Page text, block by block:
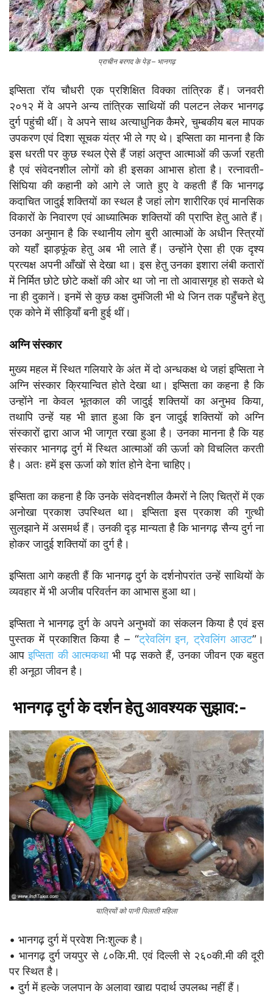
प्राचीन बरगद के पेड़ – भानगढ़
इप्सिता रॉय चौधरी एक प्रशिक्षित विक्का तांत्रिक हैं। जनवरी
२०१२ में वे अपने अन्य तांत्रिक साथियों की पलटन लेकर भानगढ़
दुर्ग पहुंची थीं। वे अपने साथ अत्याधुनिक कैमरे, चुम्बकीय बल मापक
उपकरण एवं दिशा सूचक यंत्र भी ले गए थे। इप्सिता का मानना है कि
इस धरती पर कुछ स्थल ऐसे हैं जहां अतृप्त आत्माओं की ऊर्जा रहती
है एवं संवेदनशील लोगों को ही इसका आभास होता है। रत्नावती-
सिंघिया की कहानी को आगे ले जाते हुए वे कहती हैं कि भानगढ़
कदाचित जादुई शक्तियों का स्थल है जहां लोग शारीरिक एवं मानसिक
विकारों के निवारण एवं आध्यात्मिक शक्तियों की प्राप्ति हेतु आते हैं।
उनका अनुमान है कि स्थानीय लोग बुरी आत्माओं के अधीन स्त्रियों
को यहाँ झाड़फूंक हेतु अब भी लाते हैं। उन्होंने ऐसा ही एक दृश्य
प्रत्यक्ष अपनी आँखों से देखा था। इस हेतु उनका इशारा लंबी कतारों
में निर्मित छोटे छोटे कक्षों की ओर था जो ना तो आवासगृह हो सकते थे
ना ही दुकानें। इनमें से कुछ कक्ष दुमंजिली भी थे जिन तक पहुँचने हेतु
एक कोने में सीड़ियाँ बनी हुई थीं।
अग्नि संस्कार
मुख्य महल में स्थित गलियारे के अंत में दो अन्धकक्ष थे जहां इप्सिता ने
अग्नि संस्कार क्रियान्वित होते देखा था। इप्सिता का कहना है कि
उन्होंने ना केवल भूतकाल की जादुई शक्तियों का अनुभव किया,
तथापि उन्हें यह भी ज्ञात हुआ कि इन जादुई शक्तियों को अग्नि
संस्कारों द्वारा आज भी जागृत रखा हुआ है। उनका मानना है कि यह
संस्कार भानगढ़ दुर्ग में स्थित आत्माओं की ऊर्जा को विचलित करती
है। अतः हमें इस ऊर्जा को शांत होने देना चाहिए।
इप्सिता का कहना है कि उनके संवेदनशील कैमरों ने लिए चित्रों में एक
अनोखा प्रकाश उपस्थित था। इप्सिता इस प्रकाश की गुत्थी
सुलझाने में असमर्थ हैं। उनकी दृड़ मान्यता है कि भानगढ़ सैन्य दुर्ग ना
होकर जादुई शक्तियों का दुर्ग है।
इप्सिता आगे कहती हैं कि भानगढ़ दुर्ग के दर्शनोपरांत उन्हें साथियों के
व्यवहार में भी अजीब परिवर्तन का आभास हुआ था।
इप्सिता ने भानगढ़ दुर्ग के अपने अनुभवों का संकलन किया है एवं इस
पुस्तक में प्रकाशित किया है – “ट्रेवलिंग इन, ट्रेवलिंग आउट”।
आपइप्सिता की आत्मकथाभी पढ़ सकते हैं, उनका जीवन एक बहुत
ही अनूठा जीवन है।
भानगढ़ दुर्ग के दर्शन हेतु आवश्यक सुझाव:-
यात्रियों को पानी पिलाती महिला
• भानगढ़ दुर्ग में प्रवेश निःशुल्क है।
• भानगढ़ दुर्ग जयपुर से ८०कि.मी. एवं दिल्ली से २६०की.मी की दूरी
पर स्थित है।
• दुर्ग में हल्के जलपान के अलावा खाद्य पदार्थ उपलब्ध नहीं हैं।